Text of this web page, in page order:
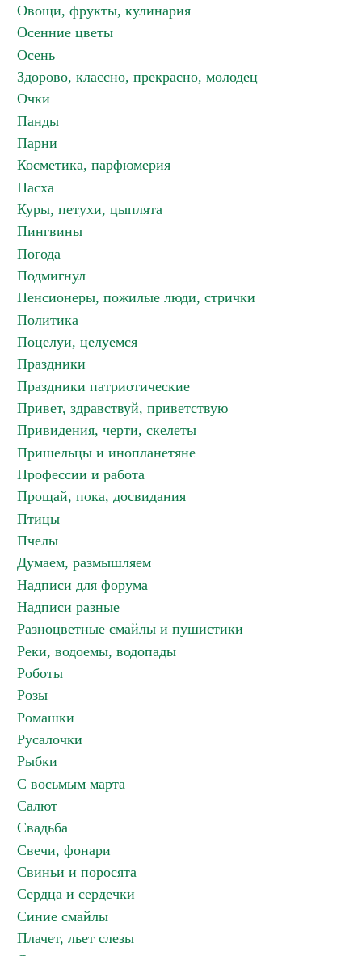
Овощи, фрукты, кулинария
Осенние цветы
Осень
Здорово, классно, прекрасно, молодец
Очки
Панды
Парни
Косметика, парфюмерия
Пасха
Куры, петухи, цыплята
Пингвины
Погода
Подмигнул
Пенсионеры, пожилые люди, стрички
Политика
Поцелуи, целуемся
Праздники
Праздники патриотические
Привет, здравствуй, приветствую
Привидения, черти, скелеты
Пришельцы и инопланетяне
Профессии и работа
Прощай, пока, досвидания
Птицы
Пчелы
Думаем, размышляем
Надписи для форума
Надписи разные
Разноцветные смайлы и пушистики
Реки, водоемы, водопады
Роботы
Розы
Ромашки
Русалочки
Рыбки
С восьмым марта
Салют
Свадьба
Свечи, фонари
Свиньи и поросята
Сердца и сердечки
Синие смайлы
Плачет, льет слезы